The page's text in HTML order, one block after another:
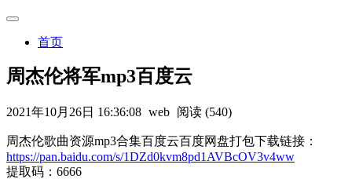
首页
周杰伦将军mp3百度云
2021年10月26日 16:36:08 web 阅读 (540)
周杰伦歌曲资源mp3合集百度云百度网盘打包下载链接：
https://pan.baidu.com/s/1DZd0kvm8pd1AVBcOV3v4ww
提取码：6666